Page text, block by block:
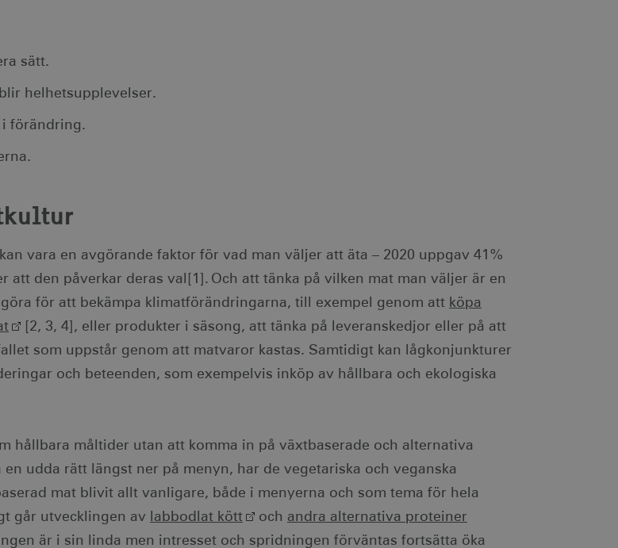
sätt.
helhetsupplevelser.
i förändring.
vara en avgörande faktor för vad man väljer att äta – 2020 uppgav 41%
att den påverkar deras val[1]. Och att tänka på vilken mat man väljer är en
för att bekämpa klimatförändringarna, till exempel genom att köpa
[2, 3, 4], eller produkter i säsong, att tänka på leveranskedjor eller på att
som uppstår genom att matvaror kastas. Samtidigt kan lågkonjunkturer
och beteenden, som exempelvis inköp av hållbara och ekologiska
hållbara måltider utan att komma in på växtbaserade och alternativa
udda rätt längst ner på menyn, har de vegetariska och veganska
mat blivit allt vanligare, både i menyerna och som tema för hela
går utvecklingen av
labbodlat kött och andra alternativa proteiner
är i sin linda men intresset och spridningen förväntas fortsätta öka